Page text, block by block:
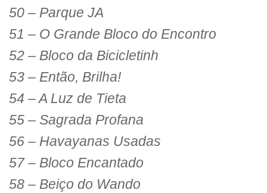
50 – Parque JA
51 – O Grande Bloco do Encontro
52 – Bloco da Bicicletinh
53 – Então, Brilha!
54 – A Luz de Tieta
55 – Sagrada Profana
56 – Havayanas Usadas
57 – Bloco Encantado
58 – Beiço do Wando